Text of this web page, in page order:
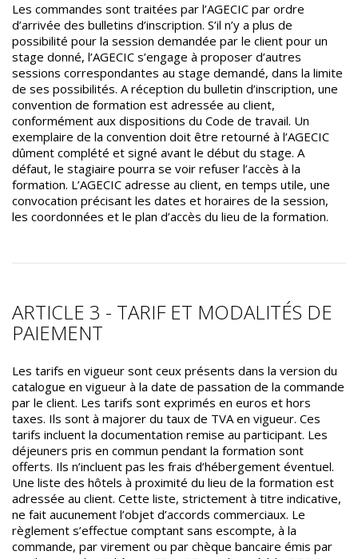
Les commandes sont traitées par l’AGECIC par ordre
d’arrivée des bulletins d’inscription. S’il n’y a plus de
possibilité pour la session demandée par le client pour un
stage donné, l’AGECIC s’engage à proposer d’autres
sessions correspondantes au stage demandé, dans la limite
de ses possibilités. A réception du bulletin d’inscription, une
convention de formation est adressée au client,
conformément aux dispositions du Code de travail. Un
exemplaire de la convention doit être retourné à l’AGECIC
dûment complété et signé avant le début du stage. A
défaut, le stagiaire pourra se voir refuser l’accès à la
formation. L’AGECIC adresse au client, en temps utile, une
convocation précisant les dates et horaires de la session,
les coordonnées et le plan d’accès du lieu de la formation.
ARTICLE 3 - TARIF ET MODALITÉS DE
PAIEMENT
Les tarifs en vigueur sont ceux présents dans la version du
catalogue en vigueur à la date de passation de la commande
par le client. Les tarifs sont exprimés en euros et hors
taxes. Ils sont à majorer du taux de TVA en vigueur. Ces
tarifs incluent la documentation remise au participant. Les
déjeuners pris en commun pendant la formation sont
offerts. Ils n’incluent pas les frais d’hébergement éventuel.
Une liste des hôtels à proximité du lieu de la formation est
adressée au client. Cette liste, strictement à titre indicative,
ne fait aucunement l’objet d’accords commerciaux. Le
règlement s’effectue comptant sans escompte, à la
commande, par virement ou par chèque bancaire émis par